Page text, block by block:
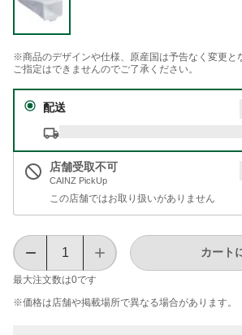
※商品のデザインや仕様、原産国は予告なく変更と
ご指定はできませんのでご了承ください。
配送
店舗受取不可
CAINZ PickUp
この店舗ではお取り扱いがありません
最大注文数は0です
カート
※価格は​店舗や​掲載場所で​異なる​場合が​あります。